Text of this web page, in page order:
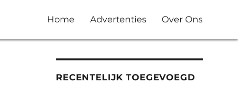
Home Advertenties Over Ons
RECENTELIJK TOEGEVOEGD